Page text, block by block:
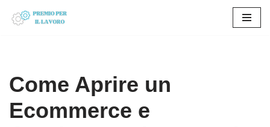
Come Aprire un
Ecommerce e